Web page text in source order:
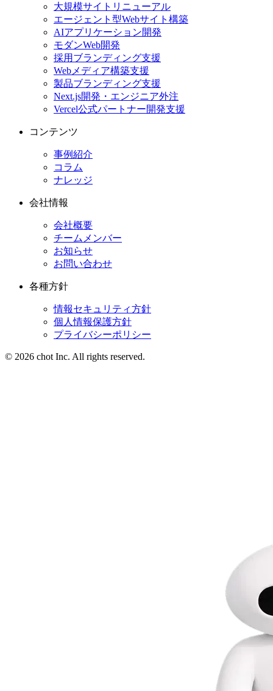
大規模サイトリニューアル
エージェント型Webサイト構築
AIアプリケーション開発
モダンWeb開発
採用ブランディング支援
Webメディア構築支援
製品ブランディング支援
Next.js開発・エンジニア外注
Vercel公式パートナー開発支援
コンテンツ
事例紹介
コラム
ナレッジ
会社情報
会社概要
チームメンバー
お知らせ
お問い合わせ
各種方針
情報セキュリティ方針
個人情報保護方針
プライバシーポリシー
© 2026 chot Inc. All rights reserved.